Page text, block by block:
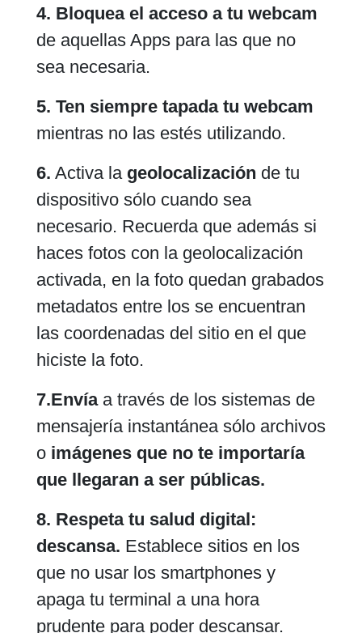
4. Bloquea el acceso a tu webcam
de aquellas Apps para las que no
sea necesaria.
5. Ten siempre tapada tu webcam
mientras no las estés utilizando.
6. Activa la geolocalización de tu
dispositivo sólo cuando sea
necesario. Recuerda que además si
haces fotos con la geolocalización
activada, en la foto quedan grabados
metadatos entre los se encuentran
las coordenadas del sitio en el que
hiciste la foto.
7.Envía a través de los sistemas de
mensajería instantánea sólo archivos
o imágenes que no te importaría
que llegaran a ser públicas.
8. Respeta tu salud digital:
descansa. Establece sitios en los
que no usar los smartphones y
apaga tu terminal a una hora
prudente para poder descansar.